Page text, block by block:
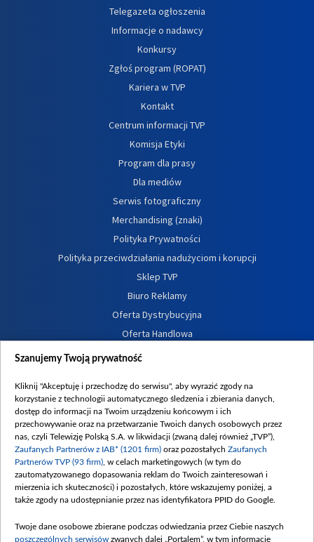
Telegazeta ogłoszenia
Informacje o nadawcy
Konkursy
Zgłoś program (ROPAT)
Kariera w TVP
Kontakt
Centrum informacji TVP
Komisja Etyki
Program dla prasy
Dla mediów
Serwis fotograficzny
Merchandising (znaki)
Polityka Prywatności
Polityka przeciwdziałania nadużyciom i korupcji
Sklep TVP
Biuro Reklamy
Oferta Dystrybucyjna
Oferta Handlowa
Dostępność
Procedura zgłoszeń wewnętrznych
Szanujemy Twoją prywatność
Kliknij "Akceptuję i przechodzę do serwisu", aby wyrazić zgody na
korzystanie z technologii automatycznego śledzenia i zbierania danych,
dostęp do informacji na Twoim urządzeniu końcowym i ich
przechowywanie oraz na przetwarzanie Twoich danych osobowych przez
nas, czyli Telewizję Polską S.A. w likwidacji (zwaną dalej również „TVP”),
Zaufanych Partnerów z IAB* (1201 firm) oraz pozostałych Zaufanych
Partnerów TVP (93 firm) , w celach marketingowych (w tym do
zautomatyzowanego dopasowania reklam do Twoich zainteresowań i
mierzenia ich skuteczności) i pozostałych, które wskazujemy poniżej, a
także zgody na udostępnianie przez nas identyfikatora PPID do Google.
Twoje dane osobowe zbierane podczas odwiedzania przez Ciebie naszych
poszczególnych serwisów zwanych dalej „Portalem”, w tym informacje